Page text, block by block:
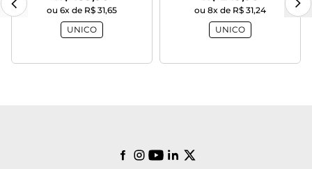
ou 6x de R$ 31,65
UNICO
ou 8x de R$ 31,24
UNICO